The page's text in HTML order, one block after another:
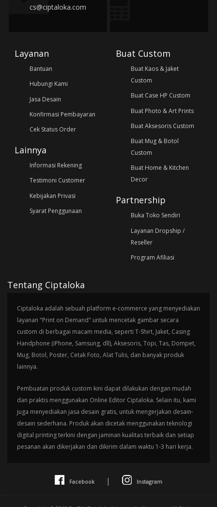
cs@ciptaloka.com
Layanan
Bantuan
Hubungi Kami
Jasa Desain
Konfirmasi Pembayaran
Cek Status Order
Lainnya
Informasi Rekening
Testimoni Customer
Kebijakan Privasi
Syarat Penggunaan
Buat Custom
Buat Kaos & Jaket
Custom
Buat Case HP Custom
Buat Photo & Art Prints
Buat Aksesoris Custom
Buat Mug & Botol
Custom
Buat Home & Kitchen
Decor
Partnership
Buka Toko Sendiri
Layanan Dropship /
Reseller
Program Afiliasi
Tentang Ciptaloka
Ciptaloka adalah sebuah platform e-commerce yang menyediakan
layanan "Print on Demand" untuk mencetak gambar secara
custom di berbagai macam media, seperti T-Shirt, Jaket, Casing
Handphone (iPhone, Samsung, dll), Aksesoris, Topi, Tas, Dompet,
Mug, Botol, Poster, Cetak Foto, Alat Tulis, dan banyak produk
lainnya.
Pembuatan produk custom kini dapat dilakukan dengan mudah
dan praktis menggunakan Online Editor Ciptaloka. Selain itu, kami
juga menyediakan jasa desain gratis, untuk mengerjakan desain-
desain sederhana. Produk akan dicetak menggunakan teknologi
digital printing terkini dengan jaminan kualitas terbaik dan setiap
pesanan akan dikerjakan dan dikirim dalam waktu 1-3 hari kerja.
Facebook | Instagram